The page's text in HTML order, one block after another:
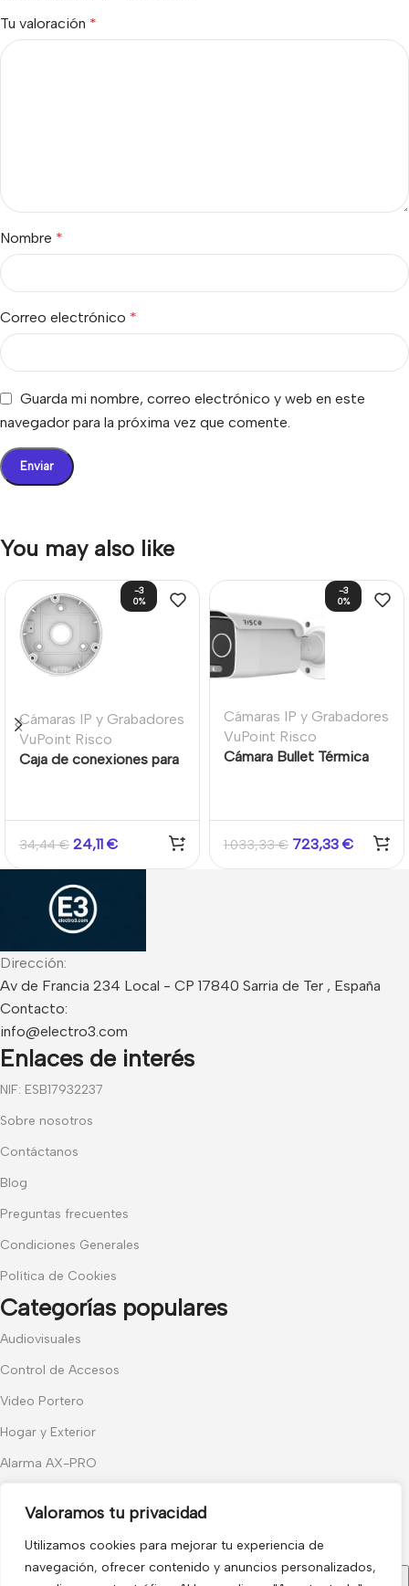
Valoramos tu privacidad
Utilizamos cookies para mejorar tu experiencia de
navegación, ofrecer contenido y anuncios personalizados,
Tu valoración *
Nombre *
Correo electrónico *
Guarda mi nombre, correo electrónico y web en este
navegador para la próxima vez que comente.
You may also like
-3
0%
Cámaras IP y Grabadores
VuPoint Risco
Caja de conexiones para
34,44€ 24,11 €
-3
0%
Cámaras IP y Grabadores
VuPoint Risco
Cámara Bullet Térmica
1.033,33€ 723,33 €
Dirección:
Av de Francia 234 Local - CP 17840 Sarria de Ter , España
Contacto:
info@electro3.com
Enlaces de interés
NIF: ESB17932237
Sobre nosotros
Contáctanos
Blog
Preguntas frecuentes
Condiciones Generales
Política de Cookies
Categorías populares
Audiovisuales
Control de Accesos
Video Portero
Hogar y Exterior
Alarma AX-PRO
Únete a nuestras novedades
Recibe las últimas novedades y promociones.